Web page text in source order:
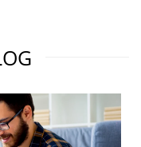
recomand cu
!